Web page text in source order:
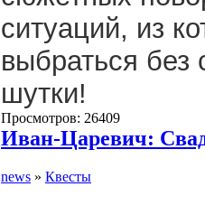
ситуаций, из
выбраться без
шутки!
Просмотров: 26409
Иван-Царевич:
news » Квесты